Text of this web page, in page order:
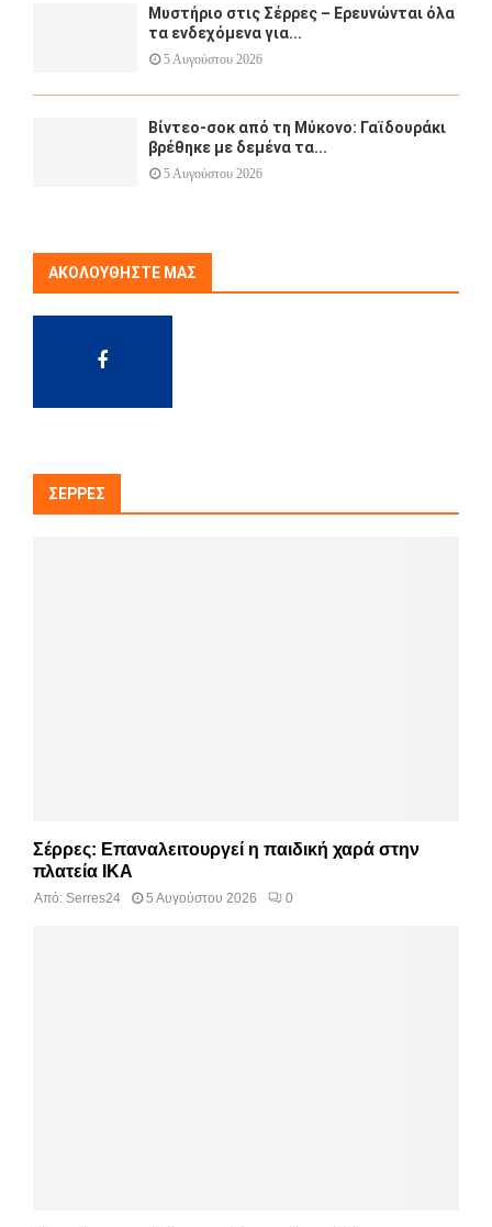
Μυστήριο στις Σέρρες – Ερευνώνται όλα
τα ενδεχόμενα για...
5 Αυγούστου 2026
Βίντεο-σοκ από τη Μύκονο: Γαϊδουράκι
βρέθηκε με δεμένα τα...
5 Αυγούστου 2026
ΑΚΟΛΟΥΘΉΣΤΕ ΜΑΣ
ΣΈΡΡΕΣ
Σέρρες: Επαναλειτουργεί η παιδική χαρά στην
πλατεία ΙΚΑ
Από: Serres24 5 Αυγούστου 2026 0